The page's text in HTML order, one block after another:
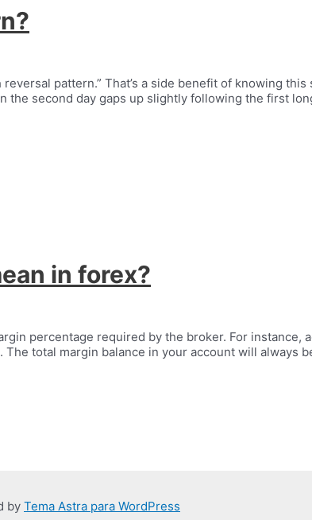
pattern.” That’s a side benefit of knowing
second day gaps up slightly following the first
in forex?
percentage required by the broker. For instance,
The total margin balance in your account will always
by Tema Astra para WordPress